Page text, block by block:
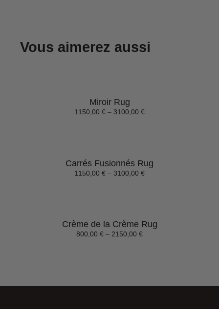
Vous aimerez aussi
Miroir Rug
1150,00 € – 3100,00 €
Carrés Fusionnés Rug
1150,00 € – 3100,00 €
Crème de la Crème Rug
800,00 € – 2150,00 €